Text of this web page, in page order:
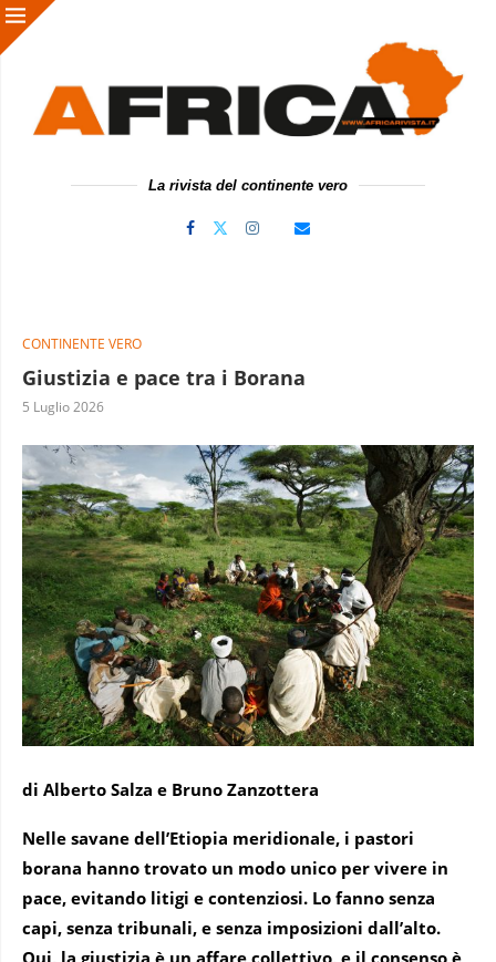
La rivista del continente vero
CONTINENTE VERO
Giustizia e pace tra i Borana
5 Luglio 2026
di Alberto Salza e Bruno Zanzottera
Nelle savane dell’Etiopia meridionale, i pastori
borana hanno trovato un modo unico per vivere in
pace, evitando litigi e contenziosi. Lo fanno senza
capi, senza tribunali, e senza imposizioni dall’alto.
Qui, la giustizia è un affare collettivo, e il consenso è